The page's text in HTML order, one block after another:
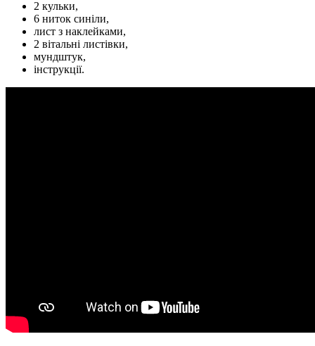
2 кульки,
6 ниток синіли,
лист з наклейками,
2 вітальні листівки,
мундштук,
інструкції.